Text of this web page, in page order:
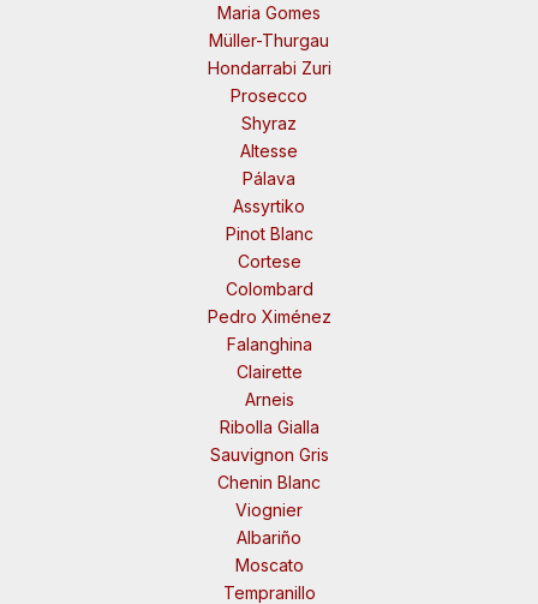
Maria Gomes
Müller-Thurgau
Hondarrabi Zuri
Prosecco
Shyraz
Altesse
Pálava
Assyrtiko
Pinot Blanc
Cortese
Colombard
Pedro Ximénez
Falanghina
Clairette
Arneis
Ribolla Gialla
Sauvignon Gris
Chenin Blanc
Viognier
Albariño
Moscato
Tempranillo